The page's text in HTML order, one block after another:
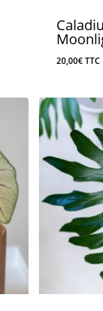
20,00€TTC